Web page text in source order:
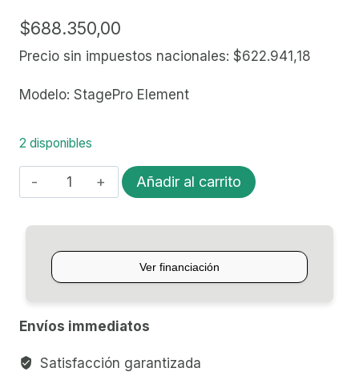
$688.350,00
Precio sin impuestos nacionales: $622.941,18
Modelo: StagePro Element
2 disponibles
PREAMPLIFICADOR/ECUALIZADOR
L.
STAGEPRO
ELEMENT
cantidad
Añadir al carrito
Envíos immediatos
Satisfacción garantizada